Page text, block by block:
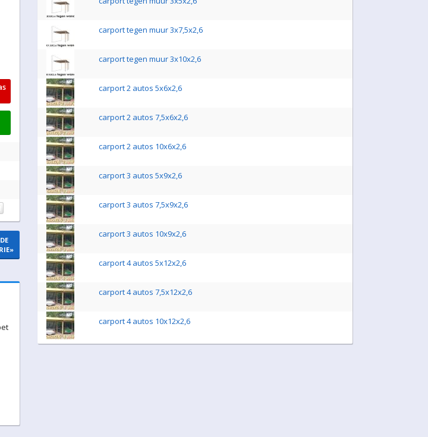
»
carport tegen muur 3x7,5x2,6
carport tegen muur 3x10x2,6
carport 2 autos 5x6x2,6
carport 2 autos 7,5x6x2,6
carport 2 autos 10x6x2,6
carport 3 autos 5x9x2,6
carport 3 autos 7,5x9x2,6
carport 3 autos 10x9x2,6
carport 4 autos 5x12x2,6
carport 4 autos 7,5x12x2,6
carport 4 autos 10x12x2,6